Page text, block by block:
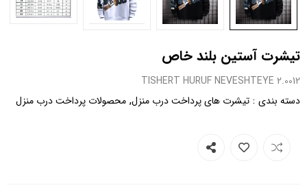
تیشرت آستین بلند خاص
0012.TISHERT HURUF NEVESHTEYE 2
دسته بندی : تیشرت های پرداخت درب منزل, محصولات پرداخت درب منزل